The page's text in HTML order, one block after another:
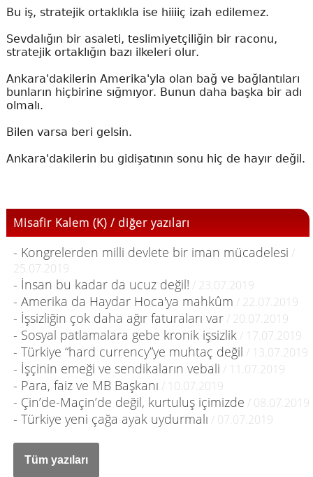
Bu iş, stratejik ortaklıkla ise hiiiiç izah edilemez.
Sevdalığın bir asaleti, teslimiyetçiliğin bir raconu,
stratejik ortaklığın bazı ilkeleri olur.
Ankara'dakilerin Amerika'yla olan bağ ve bağlantıları
bunların hiçbirine sığmıyor. Bunun daha başka bir adı
olmalı.
Bilen varsa beri gelsin.
Ankara'dakilerin bu gidişatının sonu hiç de hayır değil.
Misafir Kalem (K) / diğer yazıları
- Kongrelerden milli devlete bir iman mücadelesi /
25.07.2019
- İnsan bu kadar da ucuz değil! / 23.07.2019
- Amerika da Haydar Hoca'ya mahkûm / 22.07.2019
- İşsizliğin çok daha ağır faturaları var/ 20.07.2019
- Sosyal patlamalara gebe kronik işsizlik/ 17.07.2019
- Türkiye “hard currency”ye muhtaç değil / 13.07.2019
- İşçinin emeği ve sendikaların vebali / 11.07.2019
- Para, faiz ve MB Başkanı / 10.07.2019
- Çin’de-Maçin’de değil, kurtuluş içimizde / 08.07.2019
- Türkiye yeni çağa ayak uydurmalı / 07.07.2019